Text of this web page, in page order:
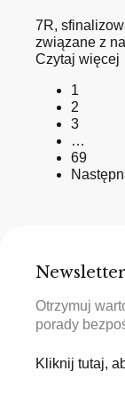
7R,
związane z
Czytaj więcej
1
2
3
…
69
Newsletter
Otrzymuj
porady
Kliknij tutaj,